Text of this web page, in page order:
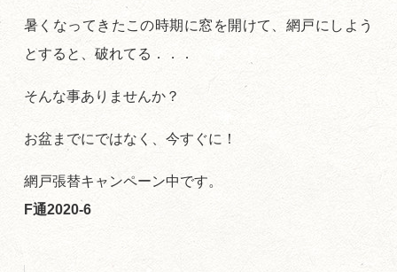
暑くなってきたこの時期に窓を開けて、網戸にしよう
とすると、破れてる．．．
そんな事ありませんか？
お盆までにではなく、今すぐに！
網戸張替キャンペーン中です。
F通2020-6